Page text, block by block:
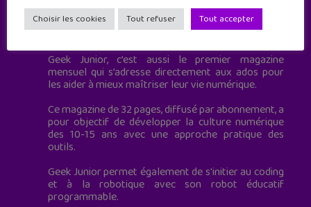
Geek Junior est le premier site de culture numérique
à destination des adolescents.
Geek Junior, c’est aussi le premier magazine
mensuel qui s’adresse directement aux ados pour
les aider à mieux maîtriser leur vie numérique.
Ce magazine de 32 pages, diffusé par abonnement, a
pour objectif de développer la culture numérique
des 10-15 ans avec une approche pratique des
outils.
Geek Junior permet également de s'initier au coding
et à la robotique avec son robot éducatif
programmable.
Choisir les cookies Tout refuser Tout accepter